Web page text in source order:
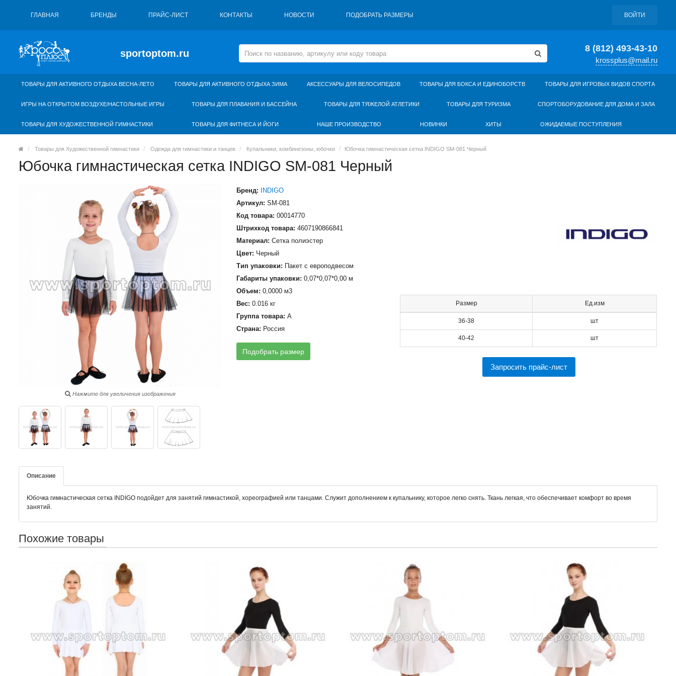
ВОЙТИ
ГЛАВНАЯ БРЕНДЫ ПРАЙС-ЛИСТ КОНТАКТЫ НОВОСТИ ПОДОБРАТЬ РАЗМЕРЫ
8 (812) 493-43-10
krossplus@mail.ru
sportoptom.ru
ТОВАРЫ ДЛЯ АКТИВНОГО ОТДЫХА ВЕСНА-ЛЕТО ТОВАРЫ ДЛЯ АКТИВНОГО ОТДЫХА ЗИМА АКСЕССУАРЫ ДЛЯ ВЕЛОСИПЕДОВ ТОВАРЫ ДЛЯ БОКСА И ЕДИНОБОРСТВ ТОВАРЫ ДЛЯ ИГРОВЫХ ВИДОВ СПОРТА
ИГРЫ НА ОТКРЫТОМ ВОЗДУХЕ/НАСТОЛЬНЫЕ ИГРЫ ТОВАРЫ ДЛЯ ПЛАВАНИЯ И БАССЕЙНА ТОВАРЫ ДЛЯ ТЯЖЕЛОЙ АТЛЕТИКИ ТОВАРЫ ДЛЯ ТУРИЗМА СПОРТОБОРУДОВАНИЕ ДЛЯ ДОМА И ЗАЛА
ТОВАРЫ ДЛЯ ХУДОЖЕСТВЕННОЙ ГИМНАСТИКИ ТОВАРЫ ДЛЯ ФИТНЕСА И ЙОГИ НАШЕ ПРОИЗВОДСТВО НОВИНКИ ХИТЫ ОЖИДАЕМЫЕ ПОСТУПЛЕНИЯ
Товары для Художественной гимнастики Одежда для гимнастики и танцев Купальники, комбинезоны, юбочки Юбочка гимнастическая сетка INDIGO SM-081 Черный
Юбочка гимнастическая сетка INDIGO SM-081 Черный
Нажмите для увеличения изображения
Бренд:
INDIGO
Артикул: SM-081
Код товара: 00014770
Штрихкод товара: 4607190866841
Материал: Сетка полиэстер
Цвет: Черный
Тип упаковки: Пакет с европодвесом
Габариты упаковки: 0,07*0,07*0,00 м
Объем: 0,0000 м3
Вес: 0.016 кг
Группа товара: А
Страна: Россия
Подобрать размер
Размер Ед.изм
36-38 шт
40-42 шт
Запросить прайс-лист
Описание
Юбочка гимнастическая сетка INDIGO подойдет для занятий гимнастикой, хореографией или танцами. Служит дополнением к купальнику, которое легко снять. Ткань легкая, что обеспечивает комфорт во время
занятий.
Похожие товары